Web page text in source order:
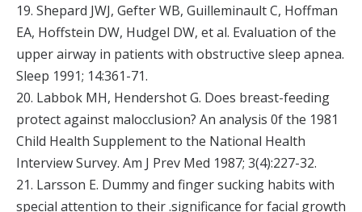
19. Shepard JWJ, Gefter WB, Guilleminault C, Hoffman
EA, Hoffstein DW, Hudgel DW, et al. Evaluation of the
upper airway in patients with obstructive sleep apnea.
Sleep 1991; 14:361-71.
20. Labbok MH, Hendershot G. Does breast-feeding
protect against malocclusion? An analysis 0f the 1981
Child Health Supplement to the National Health
Interview Survey. Am J Prev Med 1987; 3(4):227-32.
21. Larsson E. Dummy and finger sucking habits with
special attention to their .significance for facial growth